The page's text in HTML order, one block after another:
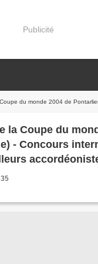
Publicité
de Pontarlier (France) - Concours international -
la Coupe du
- Concours